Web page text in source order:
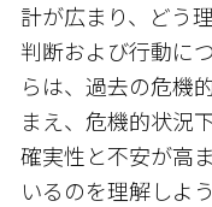
計が広まり、どう
判断および行動に
らは、過去の危機
まえ、危機的状況
確実性と不安が高
いるのを理解しよ